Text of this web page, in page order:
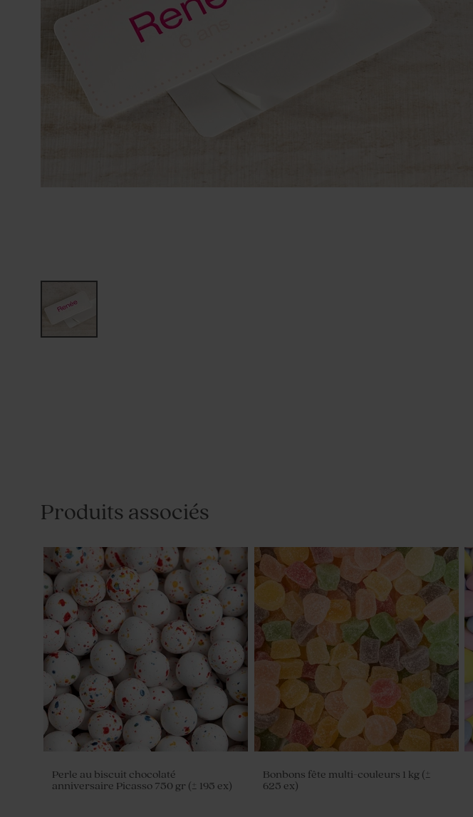
Produits associés
Perle au biscuit chocolaté
anniversaire Picasso 750 gr (± 195 ex)
Bonbons fête multi-couleurs 1 kg (±
625 ex)